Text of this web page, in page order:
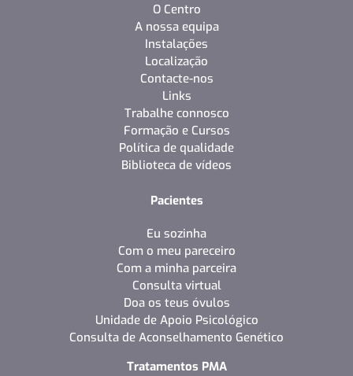
O Centro
A nossa equipa
Instalações
Localização
Contacte-nos
Links
Trabalhe connosco
Formação e Cursos
Política de qualidade
Biblioteca de vídeos
Pacientes
Eu sozinha
Com o meu pareceiro
Com a minha parceira
Consulta virtual
Doa os teus óvulos
Unidade de Apoio Psicológico
Consulta de Aconselhamento Genético
Tratamentos PMA